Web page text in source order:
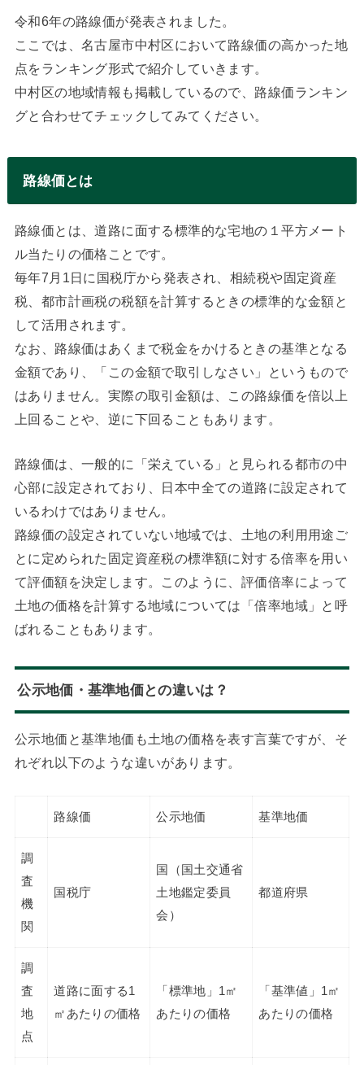
令和6年の路線価が発表されました。
ここでは、名古屋市中村区において路線価の高かった地
点をランキング形式で紹介していきます。
中村区の地域情報も掲載しているので、路線価ランキン
グと合わせてチェックしてみてください。
路線価とは
路線価とは、道路に面する標準的な宅地の１平方メート
ル当たりの価格ことです。
毎年7月1日に国税庁から発表され、相続税や固定資産
税、都市計画税の税額を計算するときの標準的な金額と
して活用されます。
なお、路線価はあくまで税金をかけるときの基準となる
金額であり、「この金額で取引しなさい」というもので
はありません。実際の取引金額は、この路線価を倍以上
上回ることや、逆に下回ることもあります。
路線価は、一般的に「栄えている」と見られる都市の中
心部に設定されており、日本中全ての道路に設定されて
いるわけではありません。
路線価の設定されていない地域では、土地の利用用途ご
とに定められた固定資産税の標準額に対する倍率を用い
て評価額を決定します。このように、評価倍率によって
土地の価格を計算する地域については「倍率地域」と呼
ばれることもあります。
公示地価・基準地価との違いは？
公示地価と基準地価も土地の価格を表す言葉ですが、そ
れぞれ以下のような違いがあります。
路線価 公示地価 基準地価
調
査
機
関
国税庁
国（国土交通省
土地鑑定委員
会）
都道府県
調
査
地
点
道路に面する1
㎡あたりの価格
「標準地」1㎡
あたりの価格
「基準値」1㎡
あたりの価格